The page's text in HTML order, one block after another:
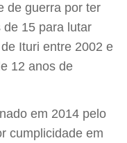
de guerra por ter
de 15 para lutar
Ituri entre 2002 e
12 anos de
em 2014 pelo
cumplicidade em